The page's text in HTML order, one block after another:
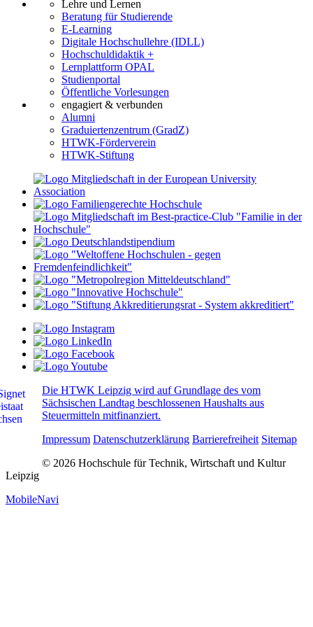
Lehre und Lernen
Beratung für Studierende
E-Learning
Digitale Hochschullehre (IDLL)
Hochschuldidaktik +
Lernplattform OPAL
Studienportal
Öffentliche Vorlesungen
engagiert & verbunden
Alumni
Graduiertenzentrum (GradZ)
HTWK-Förderverein
HTWK-Stiftung
Die HTWK Leipzig wird auf Grundlage des vom
Sächsischen Landtag beschlossenen Haushalts aus
Steuermitteln mitfinanziert.
Impressum Datenschutzerklärung Barrierefreiheit Sitemap
© 2026 Hochschule für Technik, Wirtschaft und Kultur
Leipzig
MobileNavi